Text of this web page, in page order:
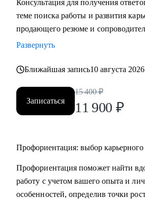
Кому могу помочь:
направлений:
• продажи, сопровождение продаж
• административный персонал
• организация мероприятий
• закупки, тендеры
• логистика, ВЭД
• маркетинг, PR
Консультация для получения
теме поиска работы и развития
продающего резюме и
Развернуть
Ближайшая запись10 августа 2026
Записаться
15 400 ₽
11 900 ₽
Профориентация: выбор карьерного
Профориентация поможет найти
работу с учетом вашего опыта и
особенностей, определив точки